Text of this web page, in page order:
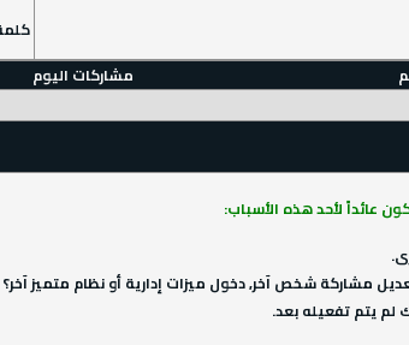
مشاركات اليوم
عائداً لأحد هذه الأسباب:
مشاركة شخص آخر, دخول ميزات إدارية أو نظام متميز آخر؟
لم يتم تفعيله بعد.